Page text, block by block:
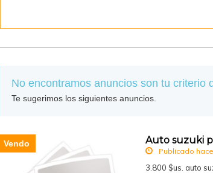
No encontramos anuncios son tu criterio
Te sugerimos los siguientes anuncios.
Vendo Auto suzuki
Publicado
3.800 $us. auto